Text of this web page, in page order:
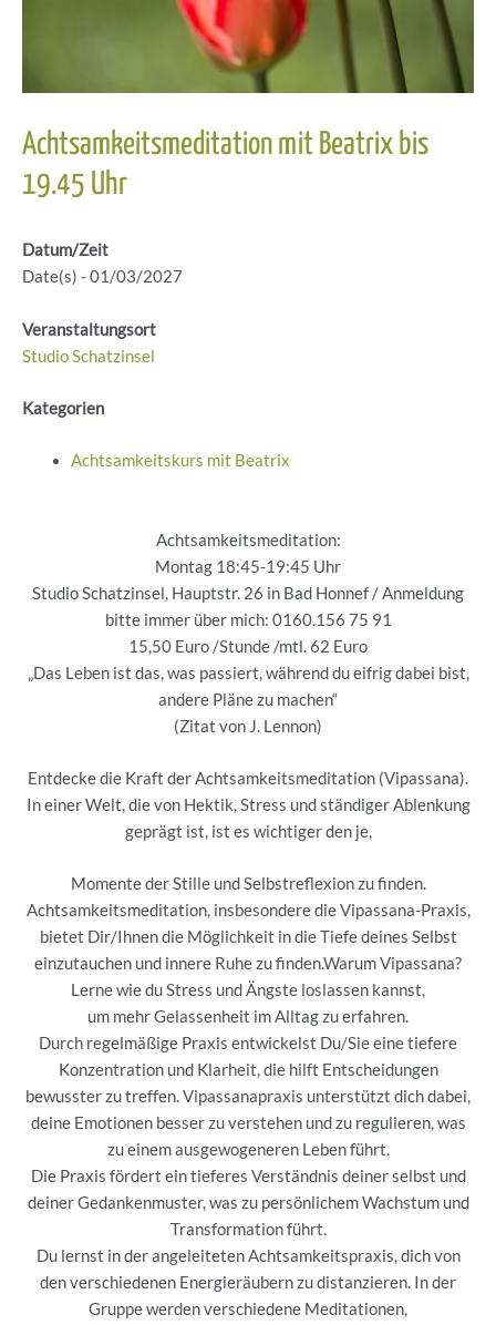
Achtsamkeitsmeditation mit Beatrix bis
19.45 Uhr
Datum/Zeit
Date(s) - 01/03/2027
Veranstaltungsort
Studio Schatzinsel
Kategorien
Achtsamkeitskurs mit Beatrix
Achtsamkeitsmeditation:
Montag 18:45-19:45 Uhr
Studio Schatzinsel, Hauptstr. 26 in Bad Honnef / Anmeldung
bitte immer über mich: 0160.156 75 91
15,50 Euro /Stunde /mtl. 62 Euro
„Das Leben ist das, was passiert, während du eifrig dabei bist,
andere Pläne zu machen“
(Zitat von J. Lennon)
Entdecke die Kraft der Achtsamkeitsmeditation (Vipassana).
In einer Welt, die von Hektik, Stress und ständiger Ablenkung
geprägt ist, ist es wichtiger den je,
Momente der Stille und Selbstreflexion zu finden.
Achtsamkeitsmeditation, insbesondere die Vipassana-Praxis,
bietet Dir/Ihnen die Möglichkeit in die Tiefe deines Selbst
einzutauchen und innere Ruhe zu finden.Warum Vipassana?
Lerne wie du Stress und Ängste loslassen kannst,
um mehr Gelassenheit im Alltag zu erfahren.
Durch regelmäßige Praxis entwickelst Du/Sie eine tiefere
Konzentration und Klarheit, die hilft Entscheidungen
bewusster zu treffen. Vipassanapraxis unterstützt dich dabei,
deine Emotionen besser zu verstehen und zu regulieren, was
zu einem ausgewogeneren Leben führt.
Die Praxis fördert ein tieferes Verständnis deiner selbst und
deiner Gedankenmuster, was zu persönlichem Wachstum und
Transformation führt.
Du lernst in der angeleiteten Achtsamkeitspraxis, dich von
den verschiedenen Energieräubern zu distanzieren. In der
Gruppe werden verschiedene Meditationen,